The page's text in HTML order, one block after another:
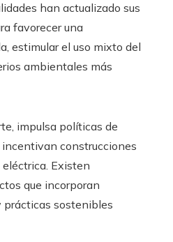
han actualizado sus
favorecer una
estimular el uso mixto del
ambientales más
impulsa políticas de
construcciones
Existen
que incorporan
prácticas sostenibles